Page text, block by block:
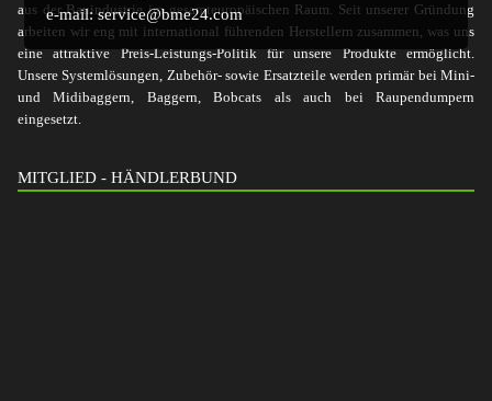
e-mail: service@bme24.com
aus der Bauindustrie im gesamteuropäischen Raum. Seit unserer Gründung
arbeiten wir eng mit international führenden Herstellern zusammen, was uns
eine attraktive Preis-Leistungs-Politik für unsere Produkte ermöglicht.
Unsere Systemlösungen, Zubehör- sowie Ersatzteile werden primär bei Mini-
und Midibaggern, Baggern, Bobcats als auch bei Raupendumpern
eingesetzt.
MITGLIED - HÄNDLERBUND